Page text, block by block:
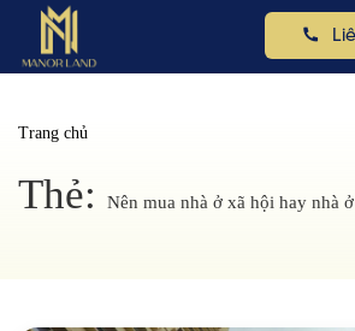
Trang chủ
Thẻ: Nên mua nhà ở xã hội hay nhà